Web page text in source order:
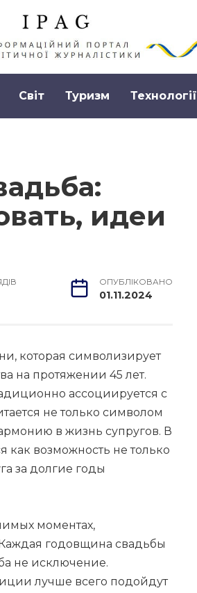
Світ Туризм Технології
идеи
ОПУБЛІКОВАНО
01.11.2024
которая символизирует
на протяжении 45 лет.
ассоциируется с
не только символом
в жизнь супругов. В
как возможность не только
за долгие годы
моментах,
годовщина свадьбы
не исключение.
лучше всего подойдут